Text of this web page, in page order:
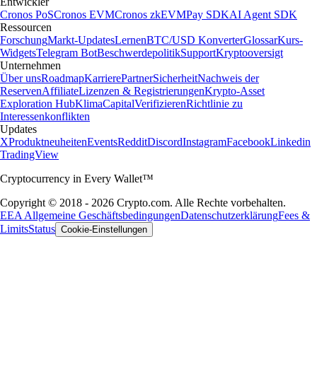
Cronos PoSCronos EVMCronos zkEVMPay SDKAI Agent SDK
Ressourcen
ForschungMarkt-UpdatesLernenBTC/USD KonverterGlossarKurs-
WidgetsTelegram BotBeschwerdepolitikSupportKryptooversigt
Unternehmen
Über unsRoadmapKarrierePartnerSicherheitNachweis der
ReservenAffiliateLizenzen & RegistrierungenKrypto-Asset
Exploration HubKlimaCapitalVerifizierenRichtlinie zu
Interessenkonflikten
Updates
XProduktneuheitenEventsRedditDiscordInstagramFacebookLinkedin
TradingView
Cryptocurrency in Every Wallet™
Copyright © 2018 - 2026 Crypto.com. Alle Rechte vorbehalten.
EEA Allgemeine GeschäftsbedingungenDatenschutzerklärungFees &
LimitsStatus Cookie-Einstellungen